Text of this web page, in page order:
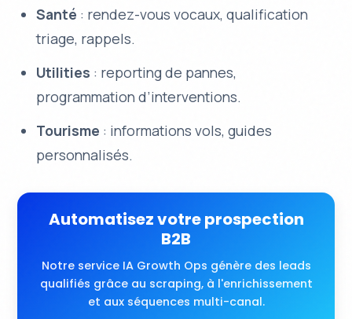
Santé : rendez-vous vocaux, qualification
triage, rappels.
Utilities : reporting de pannes,
programmation d’interventions.
Tourisme : informations vols, guides
personnalisés.
Automatisez votre prospection
B2B
Notre service IA Growth Ops génère des leads
qualifiés grâce au scraping, à l'enrichissement
et aux séquences multi-canal.